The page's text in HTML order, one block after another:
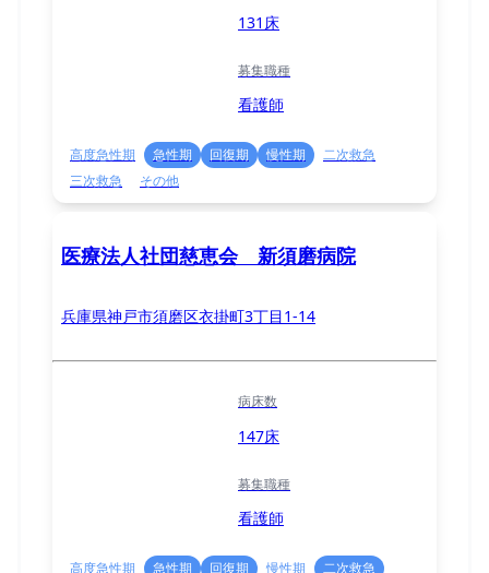
131床
募集職種
看護師
高度急性期 急性期 回復期 慢性期
二次救急
三次救急
その他
医療法人社団慈恵会 新須磨病院
兵庫県神戸市須磨区衣掛町3丁目1-14
病床数
147床
募集職種
看護師
高度急性期 急性期 回復期 慢性期 二次救急